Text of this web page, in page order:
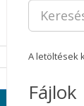
A letöltések
Fájlok